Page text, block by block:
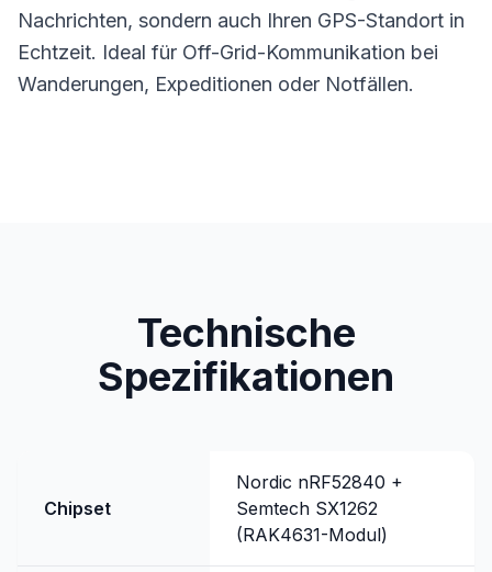
Nachrichten, sondern auch Ihren GPS-Standort in
Echtzeit. Ideal für Off-Grid-Kommunikation bei
Wanderungen, Expeditionen oder Notfällen.
Technische
Spezifikationen
Chipset
Nordic nRF52840 +
Semtech SX1262
(RAK4631-Modul)